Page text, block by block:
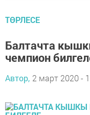
ТӨРЛЕСЕ
Балтачта
чемпион
Автор, 2 март 2020 -